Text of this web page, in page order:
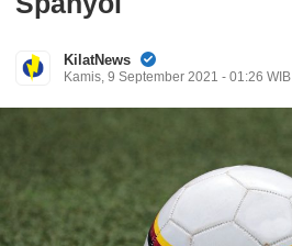
KilatNews
Kamis, 9 September 2021 - 01:26 WIB